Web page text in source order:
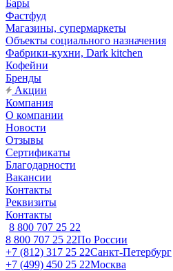
Бары
Фастфуд
Магазины, супермаркеты
Объекты социального назначения
Фабрики-кухни, Dark kitchen
Кофейни
Бренды
Акции
Компания
О компании
Новости
Отзывы
Сертификаты
Благодарности
Вакансии
Контакты
Реквизиты
Контакты
8 800 707 25 22
8 800 707 25 22По России
+7 (812) 317 25 22Санкт-Петербург
+7 (499) 450 25 22Москва